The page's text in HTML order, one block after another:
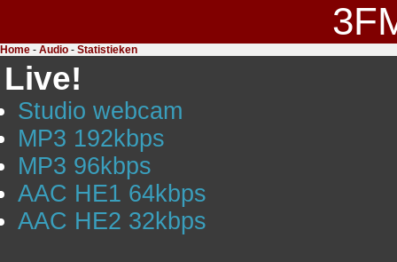
Home - Audio - Statistieken
Live!
Studio webcam
MP3 192kbps
MP3 96kbps
AAC HE1 64kbps
AAC HE2 32kbps